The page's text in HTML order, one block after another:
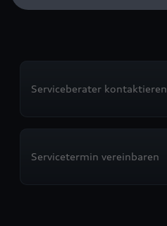
Serviceberater kontaktieren
Servicetermin vereinbaren